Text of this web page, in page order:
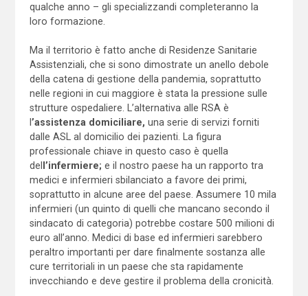
qualche anno – gli specializzandi completeranno la
loro formazione.
Ma il territorio è fatto anche di Residenze Sanitarie
Assistenziali, che si sono dimostrate un anello debole
della catena di gestione della pandemia, soprattutto
nelle regioni in cui maggiore è stata la pressione sulle
strutture ospedaliere. L’alternativa alle RSA è
’assistenza domiciliare, una serie di servizi forniti
dalle ASL al domicilio dei pazienti. La figura
professionale chiave in questo caso è quella
del l’infermiere; e il nostro paese ha un rapporto tra
medici e infermieri sbilanciato a favore dei primi,
soprattutto in alcune aree del paese. Assumere 10 mila
infermieri (un quinto di quelli che mancano secondo il
sindacato di categoria) potrebbe costare 500 milioni di
euro all’anno. Medici di base ed infermieri sarebbero
peraltro importanti per dare finalmente sostanza alle
cure territoriali in un paese che sta rapidamente
invecchiando e deve gestire il problema della cronicità.